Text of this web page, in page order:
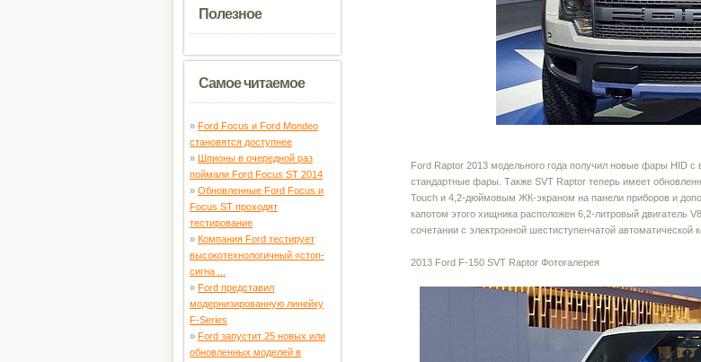
Ford Raptor 2013 модельного года получил новые фары HID с
стандартные фары. Также SVT Raptor теперь имеет
Touch и 4,2-дюймовым ЖК-экраном на панели приборов и
капотом этого хищника расположен 6,2-литровый
сочетании с электронной шестиступенчатой ​​автоматической
2013 Ford F-150 SVT Raptor Фотогалерея
Полезное
Самое читаемое
» Ford Focus и Ford Mondeo
становятся доступнее
» Шпионы в очередной раз
поймали Ford Focus ST 2014
» Обновленные Ford Focus и
Focus ST проходят
тестирование
» Компания Ford тестирует
высокотехнологичный «стоп-
сигна ...
» Ford представил
модернизированную линейку
F-Series
» Ford запустит 25 новых или
обновленных моделей в